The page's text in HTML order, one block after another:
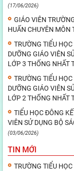
(17/06/2026)
GIÁO VIÊN
HUẤN CHUYÊN
TRƯỜNG TIỂU
DƯỠNG GIÁO VIÊN
LỚP 3 THỐNG NHẤT
TRƯỜNG TIỂU
DƯỠNG GIÁO VIÊN
LỚP 2 THỐNG NHẤT
TIỂU HỌC ĐÔNG
VIÊN SỬ DỤNG BỘ
(03/06/2026)
TIN MỚI
TRƯỜNG TIỂU